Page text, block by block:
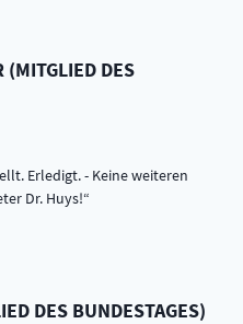
(MITGLIED DES
Erledigt. - Keine weiteren
Dr. Huys!
DES BUNDESTAGES)